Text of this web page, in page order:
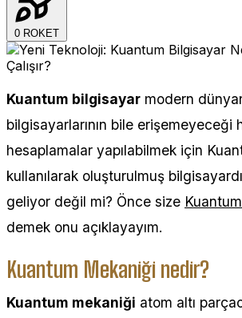
0 ROKET
Kuantum bilgisayar modern
bilgisayarlarının bile erişemeyeceği
hesaplamalar yapılabilmek için
kullanılarak oluşturulmuş
geliyor değil mi? Önce size
demek onu açıklayayım.
Kuantum Mekaniği nedir?
Kuantum mekaniği atom altı